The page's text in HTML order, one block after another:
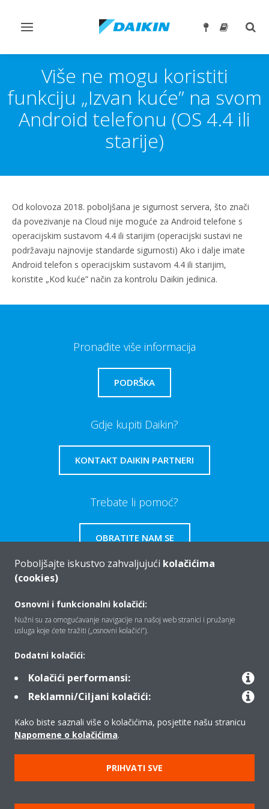
Toggle
Više ne mogu koristiti
funkciju „Izvan kuće” na svom
Android telefonu (OS 4.4 ili
starije)
Od kolovoza 2018. poboljšana je sigurnost servera, što znači
da povezivanje na Cloud nije moguće za Android telefone s
operacijskim sustavom 4.4 ili starijim (operacijski sustavi ne
podržavaju najnovije standarde sigurnosti) Ako i dalje imate
Android telefon s operacijskim sustavom 4.4 ili starijim,
koristite „Kod kuće” način za kontrolu Daikin jedinica.
Pronađite više informacija
PODRŠKA
Gdje kupiti Daikin?
KONTAKT DAIKIN PARTNERI
Trebate li pomoć?
OBRATITE NAM SE
Tko smo mi
Rješenja
Kontakt
Poboljšajte iskustvo zahvaljujući kolačićima
(cookies)
Osnovni i funkcionalni kolačići:
Nužni su za omogućavanje navigacije na našoj web stranici i pružanje
usluga koje ćete tražiti („osnovni kolačići”).
Dodatni kolačići:
Kolačići performansi:
Reklamni/Ciljani kolačići:
Kako biste saznali više o kolačićima, posjetite našu stranicu
Napomene o kolačićima.
PRIHVATI SVE